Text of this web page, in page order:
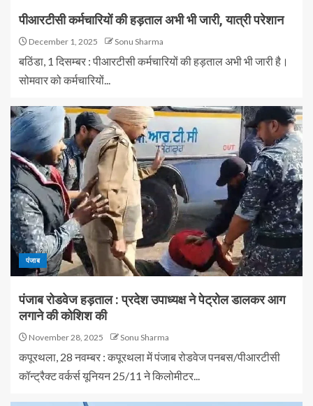
पीआरटीसी कर्मचारियों की हड़ताल अभी भी जारी, यात्री परेशान
December 1, 2025 Sonu Sharma
बठिंडा, 1 दिसम्बर : पीआरटीसी कर्मचारियों की हड़ताल अभी भी जारी है।
सोमवार को कर्मचारियों...
पंजाब
पंजाब रोडवेज हड़ताल : प्रदेश उपाध्यक्ष ने पेट्रोल डालकर आग
लगाने की कोशिश की
November 28, 2025 Sonu Sharma
कपूरथला, 28 नवम्बर : कपूरथला में पंजाब रोडवेज पनबस/पीआरटीसी
कॉन्ट्रैक्ट वर्कर्स यूनियन 25/11 ने किलोमीटर...